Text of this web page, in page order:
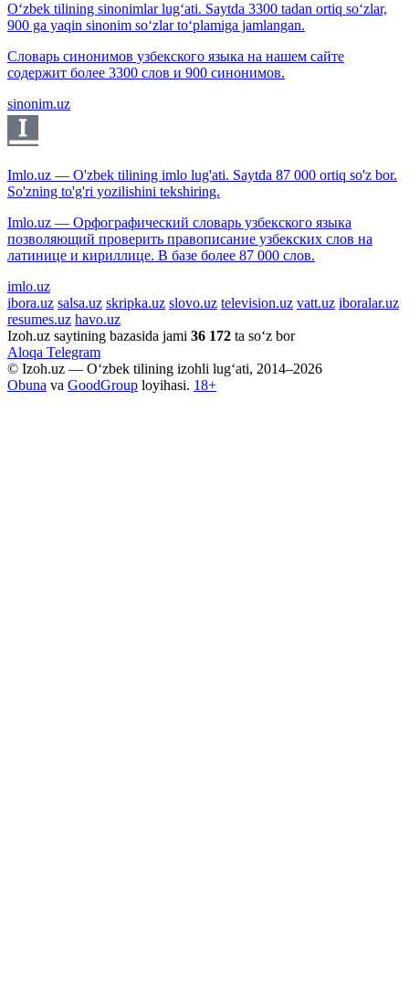
O‘zbek tilining sinonimlar lug‘ati. Saytda 3300 tadan ortiq so‘zlar,
900 ga yaqin sinonim so‘zlar to‘plamiga jamlangan.
Словарь синонимов узбекского языка на нашем сайте
содержит более 3300 слов и 900 синонимов.
sinonim.uz
Imlo.uz — O'zbek tilining imlo lug'ati. Saytda 87 000 ortiq so'z bor.
So'zning to'g'ri yozilishini tekshiring.
Imlo.uz — Орфографический словарь узбекского языка
позволяющий проверить правописание узбекских слов на
латинице и кириллице. В базе более 87 000 слов.
imlo.uz
ibora.uz salsa.uz skripka.uz slovo.uz television.uz vatt.uz iboralar.uz
resumes.uz havo.uz
Izoh.uz saytining bazasida jami 36 172 ta so‘z bor
Aloqa Telegram
© Izoh.uz — O‘zbek tilining izohli lug‘ati, 2014–2026
Obuna va GoodGroup loyihasi. 18+